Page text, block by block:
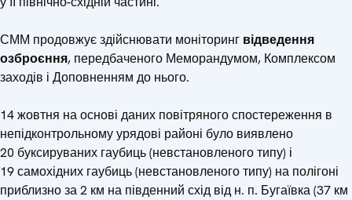
СММ продовжує здійснювати моніторинг відведення
озброєння, передбаченого Меморандумом, Комплексом
заходів і Доповненням до нього.
14 жовтня на основі даних повітряного спостереження в
непідконтрольному урядові районі було виявлено
20 буксируваних гаубиць (невстановленого типу) і
19 самохідних гаубиць (невстановленого типу) на полігоні
приблизно за 2 км на південний схід від н. п. Бугаївка (37 км